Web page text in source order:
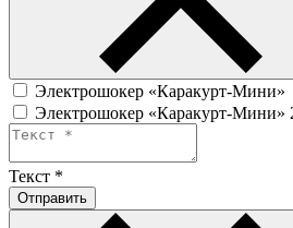
Электрошокер «Каракурт-Мини»
Электрошокер «Каракурт-Мини»
Текст *
Отправить